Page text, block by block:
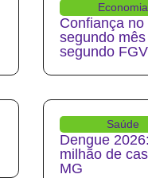
Economia
Confiança
segundo
segundo
Saúde
Dengue
milhão de
MG